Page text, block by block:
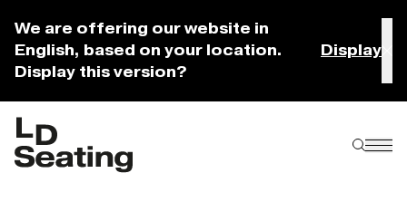
We are offering our website in
English, based on your location.
Display this version?
Display